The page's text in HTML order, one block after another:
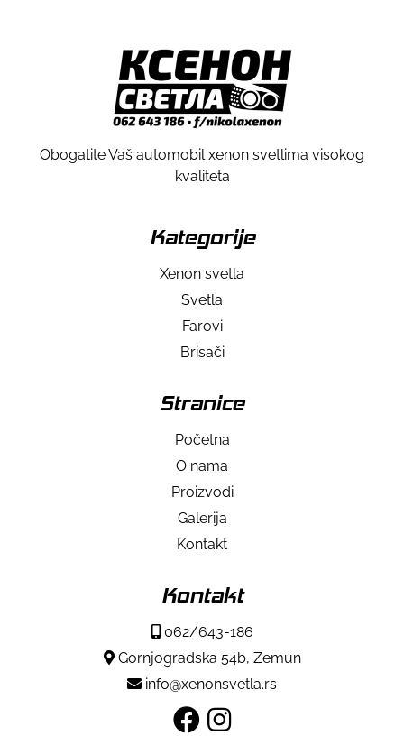
Obogatite Vaš automobil xenon svetlima visokog
kvaliteta
Kategorije
Xenon svetla
Svetla
Farovi
Brisači
Stranice
Početna
O nama
Proizvodi
Galerija
Kontakt
Kontakt
062/643-186
Gornjogradska 54b, Zemun
info@xenonsvetla.rs